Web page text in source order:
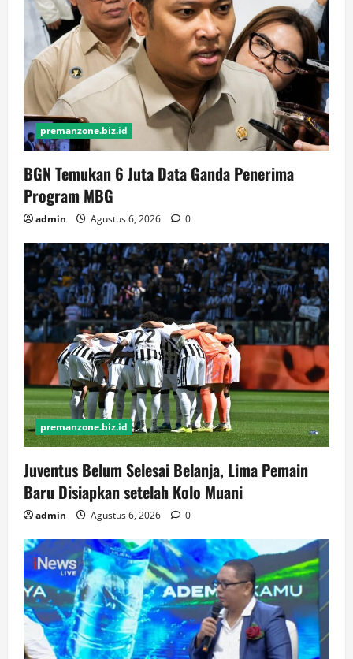
premanzone.biz.id
BGN Temukan 6 Juta Data Ganda Penerima
Program MBG
admin Agustus 6, 2026 0
premanzone.biz.id
Juventus Belum Selesai Belanja, Lima Pemain
Baru Disiapkan setelah Kolo Muani
admin Agustus 6, 2026 0